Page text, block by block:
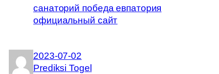
санаторий победа евпатория
официальный сайт
2023-07-02
Prediksi Togel